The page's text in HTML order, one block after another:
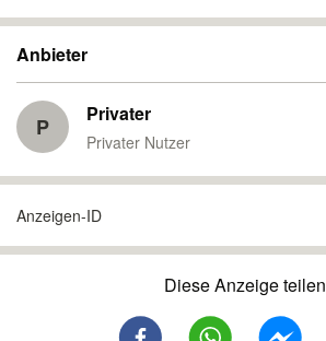
Anbieter
P Privater
Privater Nutzer
Anzeigen-ID
Diese Anzeige teilen